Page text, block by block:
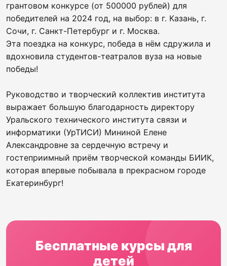
грантовом конкурсе (от 500000 рублей) для
победителей на 2024 год, на выбор: в г. Казань, г.
Сочи, г. Санкт-Петербург и г. Москва.
Эта поездка на конкурс, победа в нём сдружила и
вдохновила студентов-театралов вуза на новые
победы!
Руководство и творческий коллектив института
выражает большую благодарность директору
Уральского технического института связи и
информатики (УрТИСИ) Мининой Елене
Александровне за сердечную встречу и
гостеприимный приём творческой команды БИИК,
которая впервые побывала в прекрасном городе
Екатеринбург!
Бесплатные курсы для
детей